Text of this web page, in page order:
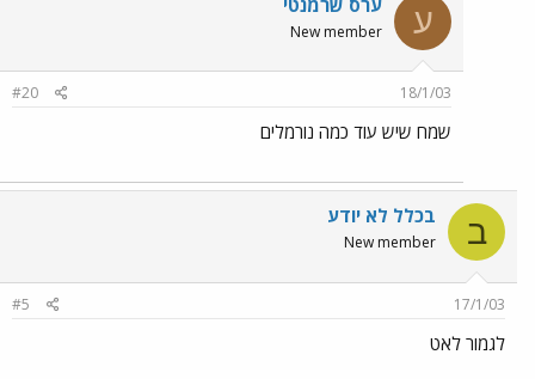
ע New member
18/1/03
#20
שמח שיש עוד כמה נורמלים
ב בכלל לא יודע
New member
17/1/03
#5
לגמור לאט